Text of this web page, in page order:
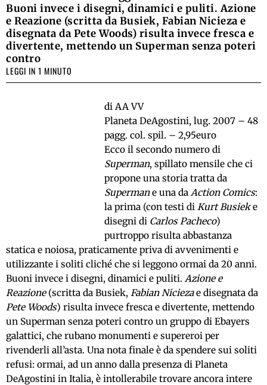
Buoni invece i disegni, dinamici e puliti. Azione
e Reazione (scritta da Busiek, Fabian Nicieza e
disegnata da Pete Woods) risulta invece fresca e
divertente, mettendo un Superman senza poteri
contro
LEGGI IN 1 MINUTO
di AA VV
Planeta DeAgostini, lug. 2007 – 48
pagg. col. spil. – 2,95euro
Ecco il secondo numero di
Superman, spillato mensile che ci
propone una storia tratta da
Supermane una da Action Comics:
la prima (con testi di Kurt Busieke
disegni di Carlos Pacheco)
purtroppo risulta abbastanza
statica e noiosa, praticamente priva di avvenimenti e
utilizzante i soliti cliché che si leggono ormai da 20 anni.
Buoni invece i disegni, dinamici e puliti. Azione e
Reazione(scritta da Busiek, Fabian Niciezae disegnata da
Pete Woods) risulta invece fresca e divertente, mettendo
un Superman senza poteri contro un gruppo di Ebayers
galattici, che rubano monumenti e supereroi per
rivenderli all’asta. Una nota finale è da spendere sui soliti
refusi: ormai, ad un anno dalla presenza di Planeta
DeAgostini in Italia, è intollerabile trovare ancora intere